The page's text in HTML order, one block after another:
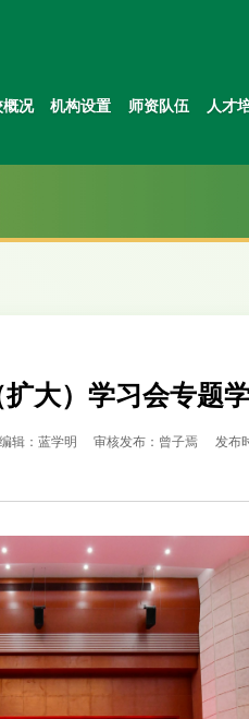
概况 机构设置 师资队伍 人才
大）学习会专题
编辑：蓝学明 审核发布：曾子焉 发布